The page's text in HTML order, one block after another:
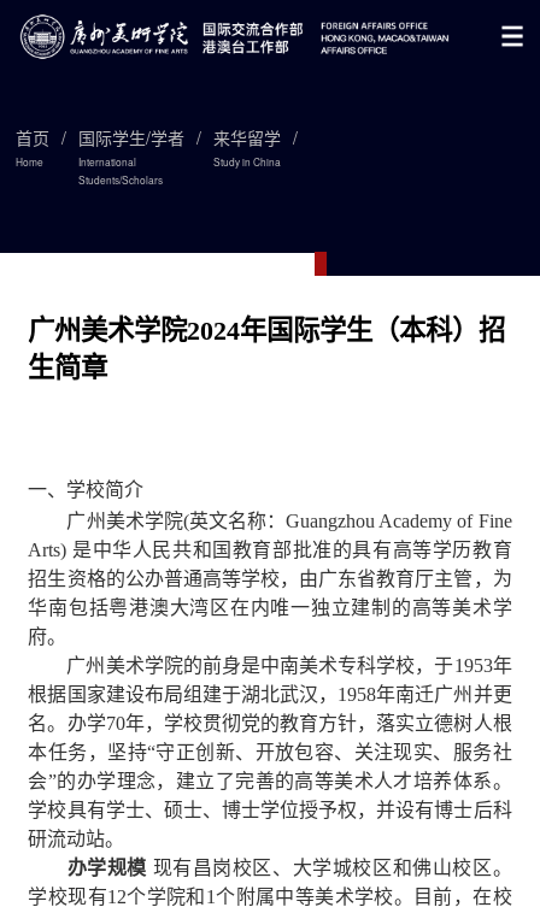
首页
Home
/ 国际学生/学者
International
Students/Scholars
/ 来华留学
Study in China
/
广州美术学院2024年国际学生（本科）招
生简章
一、学校简介
广州美术学院(英文名称：Guangzhou Academy of Fine
Arts) 是中华人民共和国教育部批准的具有高等学历教育
招生资格的公办普通高等学校，由广东省教育厅主管，为
华南包括粤港澳大湾区在内唯一独立建制的高等美术学
府。
广州美术学院的前身是中南美术专科学校，于1953年
根据国家建设布局组建于湖北武汉， 1958年南迁广州并更
名。办学70年，学校贯彻党的教育方针，落实立德树人根
本任务，坚持“守正创新、开放包容、关注现实、服务社
会”的办学理念，建立了完善的高等美术人才培养体系。
学校具有学士、硕士、博士学位授予权，并设有博士后科
研流动站。
办学规模 现有昌岗校区、大学城校区和佛山校区。
学校现有12个学院和 1个附属中等美术学校。目前，在校